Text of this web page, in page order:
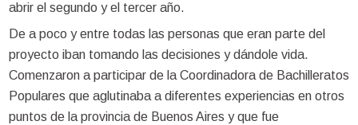
abrir el segundo y el tercer año.
De a poco y entre todas las personas que eran parte del
proyecto iban tomando las decisiones y dándole vida.
Comenzaron a participar de la Coordinadora de Bachilleratos
Populares que aglutinaba a diferentes experiencias en otros
puntos de la provincia de Buenos Aires y que fue